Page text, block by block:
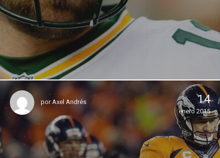
porAxel Andrés 14
enero 2015